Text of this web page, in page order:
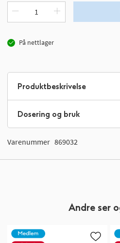
På nettlager
Produktbeskrivelse
Dosering og bruk
Varenummer 869032
Andre ser